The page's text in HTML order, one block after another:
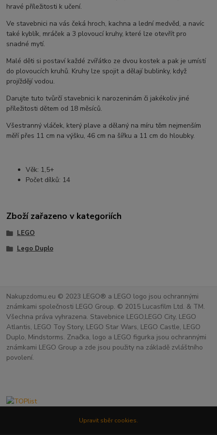
hravé příležitosti k učení.
Ve stavebnici na vás čeká hroch, kachna a lední medvěd, a navíc
také kyblík, mráček a 3 plovoucí kruhy, které lze otevřít pro
snadné mytí.
Malé děti si postaví každé zvířátko ze dvou kostek a pak je umístí
do plovoucích kruhů. Kruhy lze spojit a dělají bublinky, když
projíždějí vodou.
Darujte tuto tvůrčí stavebnici k narozeninám či jakékoliv jiné
příležitosti dětem od 18 měsíců.
Všestranný vláček, který plave a dělaný na míru těm nejmenším
měří přes 11 cm na výšku, 46 cm na šířku a 11 cm do hloubky.
Věk: 1,5+
Počet dílků: 14
Zboží zařazeno v kategoriích
LEGO
Lego Duplo
Nakupzdomu.eu © 2023 LEGO® a LEGO logo jsou ochrannými
známkami společnosti LEGO Group. © 2015 Lucasfilm Ltd. & TM.
Všechna práva vyhrazena. Stavebnice LEGO,LEGO City, LEGO
Atlantis, LEGO Toy Story, LEGO Star Wars, LEGO Castle, LEGO
Duplo, Mindstorms. Značka, logo a LEGO figurka jsou ochrannými
známkami LEGO Group a zde jsou použity na základě zvláštního
povolení.
Upravit sběr cookies.